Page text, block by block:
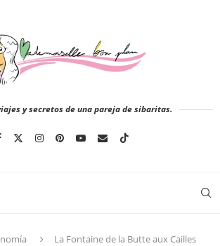
y secretos de una pareja de sibaritas.
La Fontaine de la Butte aux Cailles